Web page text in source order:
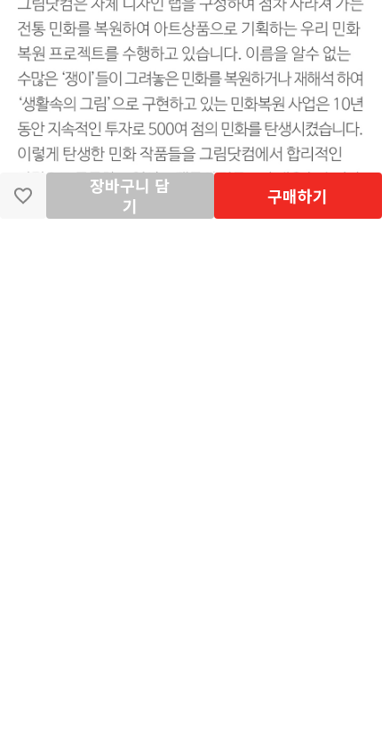
장바구니 담
기
구매하기